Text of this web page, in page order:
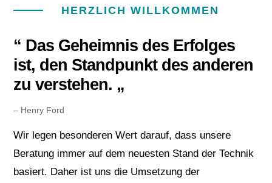
HERZLICH WILLKOMMEN
“ Das Geheimnis des Erfolges
ist, den Standpunkt des anderen
zu verstehen. „
– Henry Ford
Wir legen besonderen Wert darauf, dass unsere
Beratung immer auf dem neuesten Stand der Technik
basiert. Daher ist uns die Umsetzung der